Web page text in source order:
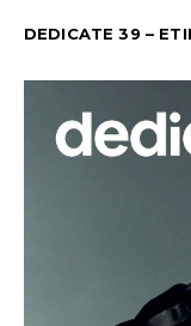
DEDICATE 39 –